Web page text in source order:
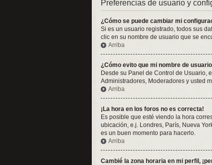
Preferencias de usuario y
¿Cómo se puede cambiar mi
Si es un usuario registrado, todos sus
clic en su nombre de usuario que se
Arriba
¿Cómo evito que mi nombre de
Desde su Panel de Control de Usuario,
Administradores, Moderadores y usted
Arriba
¡La hora en los foros no es correcta!
Es posible que esté viendo la hora
ubicación, e.j. Londres, París, Nueva
es un buen momento para hacerlo.
Arriba
Cambié la zona horaria en mi perfil,